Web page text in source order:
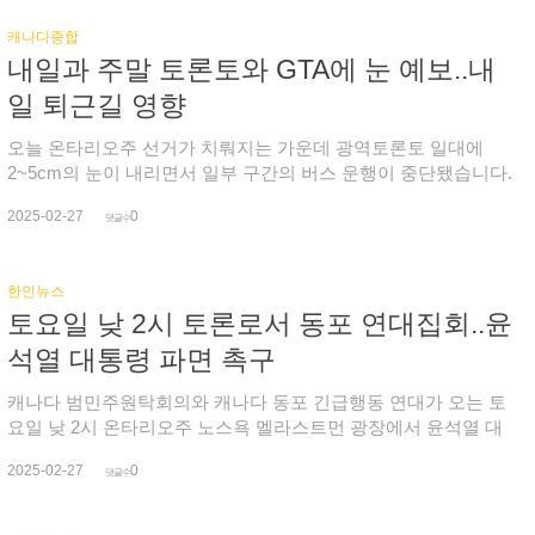
국인이라는 조롱의 의미가 담겨 있다는 설이 있다며 캐나디아노
라는 개명이 부적절하다는 입장도 나오고 있습니다. 또한 트럼프
대통령의 최측근인 일론 머스크 테슬라 최고경영자(CEO)의 캐
나다 시민권을 박탈하자는 청원 운동도 인기를 끌면서 청원자가
24만 명을 넘어섰습니다.한편, 캐나다 국기 매출이 전년 대비 갑
절로 뛰었다는 보도도 나왔습니다.
며, 피해자와 용의자가 서로 아는 사이인지는 확인되지 않았습니
다.
캐나다종합
내일과 주말 토론토와 GTA에 눈 예보..내
일 퇴근길 영향
오늘 온타리오주 선거가 치뤄지는 가운데 광역토론토 일대에
2~5cm의 눈이 내리면서 일부 구간의 버스 운행이 중단됐습니다.
와 남부 지역엔 최대 10cm의 눈이 내리면서 퇴근길 혼잡이 예상
7도, 체감온도는 영하 15도에 가깝고, 일요일 아침은 더 추워져
체감온도가 영하 21도까지 떨어지겠습니다. 한편, 이번 주말 지
하철 1호선 일부 구간 운행이 중단되고, 온타리오 라인 건설 작업
으로 인해 스트릿카 노선이 변경될 예정입니다.
2025-02-27 댓글수0
한인뉴스
토요일 낮 2시 토론로서 동포 연대집회..윤
석열 대통령 파면 촉구
캐나다 범민주원탁회의와 캐나다 동포 긴급행동 연대가 오는 토
요일 낮 2시 온타리오주 노스욕 멜라스트먼 광장에서 윤석열 대
측은 25일 최종 변론 이후 탄핵 인용 여부 선고가 3월 중순쯤 내
2025-02-27 댓글수0